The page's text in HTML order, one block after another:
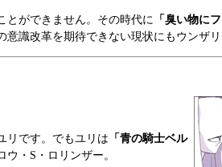
ができません。その時代に 「臭い物にフ
識改革を期待できない現状にもウンザリ
リです。でもユリは 「青の騎士ベル
・S・ロリンザー。